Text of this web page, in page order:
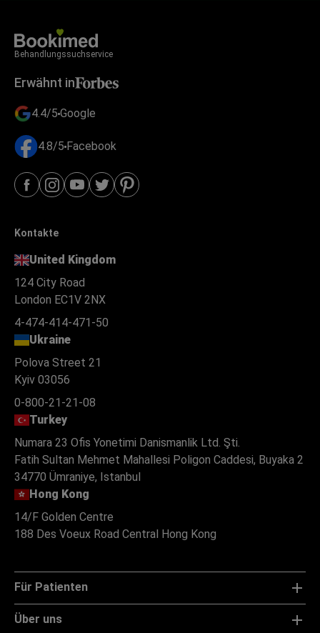
Behandlungssuchservice
Erwähnt in
4.4/5 Google
4.8/5 Facebook
Kontakte
United Kingdom
124 City Road
London EC1V 2NX
4-474-414-471-50
Ukraine
Polova Street 21
Kyiv 03056
0-800-21-21-08
Turkey
Numara 23 Ofis Yonetimi Danismanlik Ltd. Şti.
Fatih Sultan Mehmet Mahallesi Poligon Caddesi, Buyaka 2
34770 Ümraniye, Istanbul
Hong Kong
14/F Golden Centre
188 Des Voeux Road Central Hong Kong
Für Patienten
Über uns